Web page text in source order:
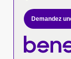
Demandez